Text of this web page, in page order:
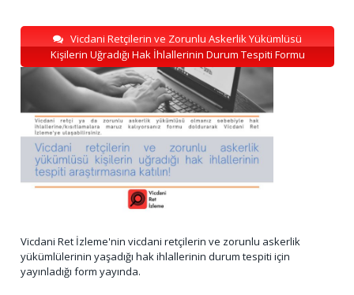
Vicdani Retçilerin ve Zorunlu Askerlik Yükümlüsü
Kişilerin Uğradığı Hak İhlallerinin Durum Tespiti Formu
Vicdani Ret İzleme'nin vicdani retçilerin ve zorunlu askerlik
yükümlülerinin yaşadığı hak ihlallerinin durum tespiti için
yayınladığı form yayında.